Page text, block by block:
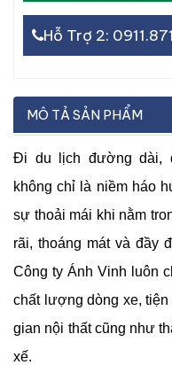
Hỗ Trợ 2:
MÔ TẢ SẢN PHẨM
Đi du lịch đường dài,
không chỉ là niềm háo
sự thoải mái khi nằm
rãi, thoáng mát và đầy
Công ty Ánh Vinh luôn
chất lượng dòng xe,
gian nội thất cũng như
xế.